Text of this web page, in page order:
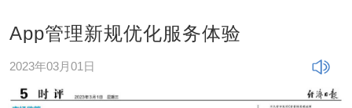
App管理新规优化服务体验
2023年03月01日